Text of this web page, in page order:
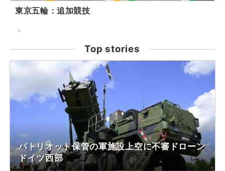
東京五輪：追加競技
。
Top stories
パトリオット保管の軍施設上空に不審ドローン
ドイツ西部